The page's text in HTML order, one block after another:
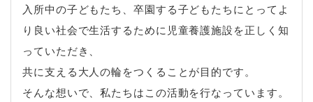
入所中の子どもたち、卒園する子どもたちにとってよ
り良い社会で生活するために児童養護施設を正しく知
っていただき、
共に支える大人の輪をつくることが目的です。
そんな想いで、私たちはこの活動を行なっています。